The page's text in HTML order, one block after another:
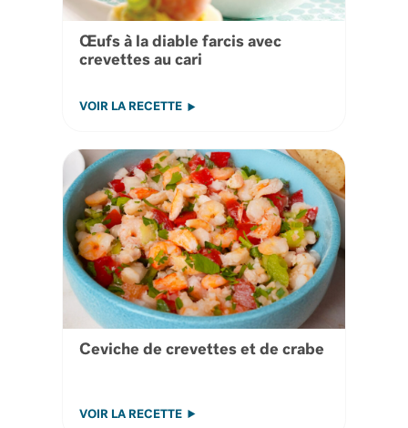
Œufs à la diable farcis avec
crevettes au cari
VOIR LA RECETTE
Ceviche de crevettes et de crabe
VOIR LA RECETTE